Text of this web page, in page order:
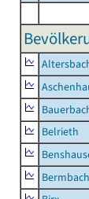
Belrieth
Bermbach